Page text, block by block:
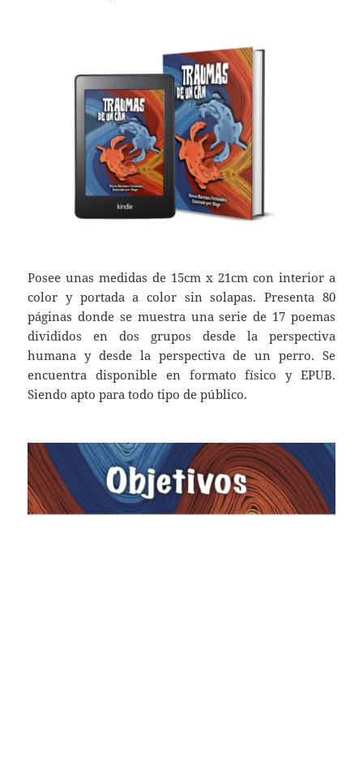
Posee unas medidas de 15cm x 21cm con interior a
color y portada a color sin solapas. Presenta 80
páginas donde se muestra una serie de 17 poemas
divididos en dos grupos desde la perspectiva
humana y desde la perspectiva de un perro. Se
encuentra disponible en formato físico y EPUB.
Siendo apto para todo tipo de público.